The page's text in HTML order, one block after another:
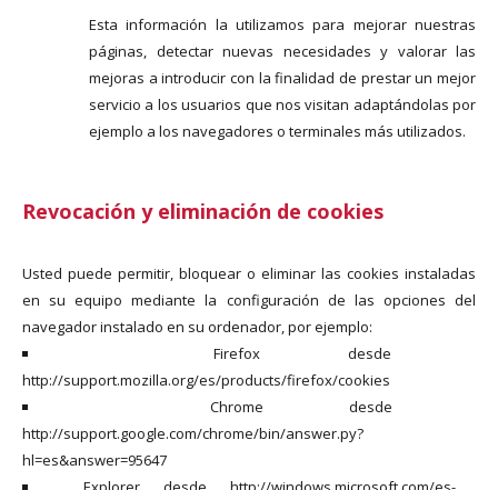
Esta información la utilizamos para mejorar nuestras
páginas, detectar nuevas necesidades y valorar las
mejoras a introducir con la finalidad de prestar un mejor
servicio a los usuarios que nos visitan adaptándolas por
ejemplo a los navegadores o terminales más utilizados.
Revocación y eliminación de cookies
Usted puede permitir, bloquear o eliminar las cookies instaladas
en su equipo mediante la configuración de las opciones del
navegador instalado en su ordenador, por ejemplo:
Firefox desde
http://support.mozilla.org/es/products/firefox/cookies
Chrome desde
http://support.google.com/chrome/bin/answer.py?
hl=es&answer=95647